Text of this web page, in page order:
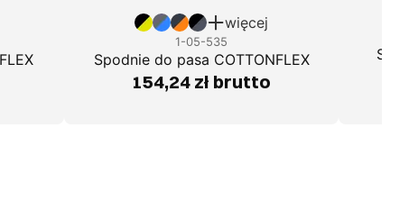
więcej
1-05-535
Spodnie do pasa COTTONFLEX
154,24 zł brutto